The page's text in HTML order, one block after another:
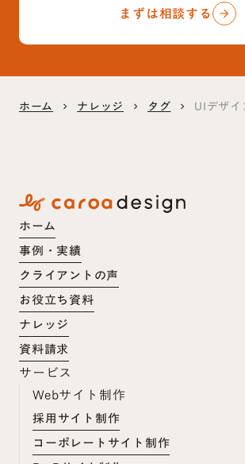
まずは相談する
arrow_forward
ホーム keyboard_arrow_right ナレッジ keyboard_arrow_right タグ keyboard_arrow_right UIデザイ
ホーム
事例・実績
クライアントの声
お役立ち資料
ナレッジ
資料請求
サービス
Webサイト制作
採用サイト制作
コーポレートサイト制作